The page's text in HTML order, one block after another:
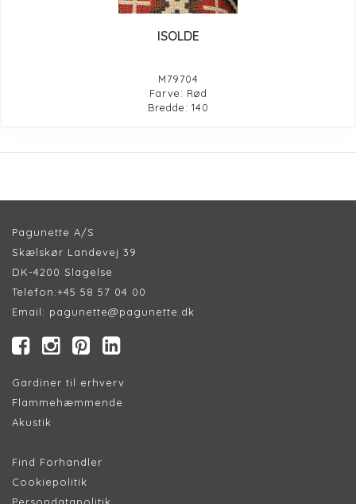
ISOLDE
M79704
Farve: Rød
Bredde: 140
Pagunette A/S
Skælskør Landevej 39
DK-4200 Slagelse
Telefon:+45 58 57 04 00
Email: pagunette@pagunette.dk
Gardiner til erhverv
Flammehæmmende
Akustik
Find Forhandler
Cookiepolitik